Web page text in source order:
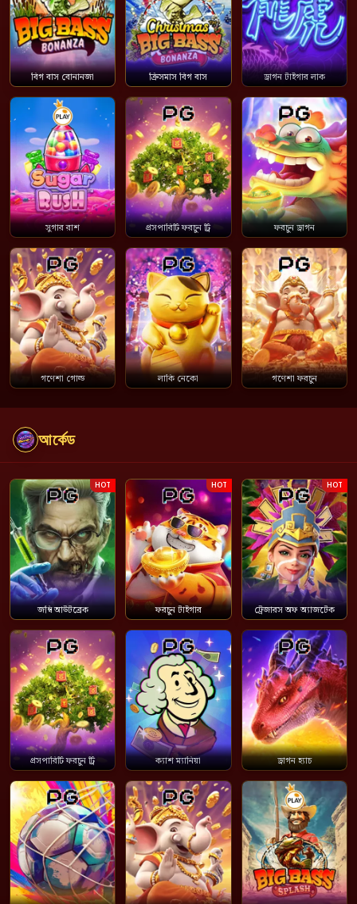
বিগ বাস বোনানজা ক্রিসমাস বিগ বাস ড্রাগন টাইগার লাক
সুগার রাশ প্রসপারিটি ফরচুন ট্রি ফরচুন ড্রাগন
গণেশা গোল্ড লাকি নেকো গণেশা ফরচুন
আর্কেড
HOT
জম্বি আউটব্রেক
HOT
ফরচুন টাইগার
HOT
ট্রেজারস অফ অ্যাজটেক
প্রসপারিটি ফরচুন ট্রি ক্যাশ ম্যানিয়া ড্রাগন হ্যাচ